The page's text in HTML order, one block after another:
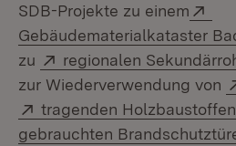
SDB-Projekte zu einem
Gebäudematerialkataster
zu
Extern:
regionalen
zur Wiederverwendung von
Extern:
tragenden Holzbaustoffen
gebrauchten